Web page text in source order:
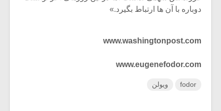
دوباره با آن ها ارتباط بگیرد.»
www.washingtonpost.com
www.eugenefodor.com
fodor ویولن